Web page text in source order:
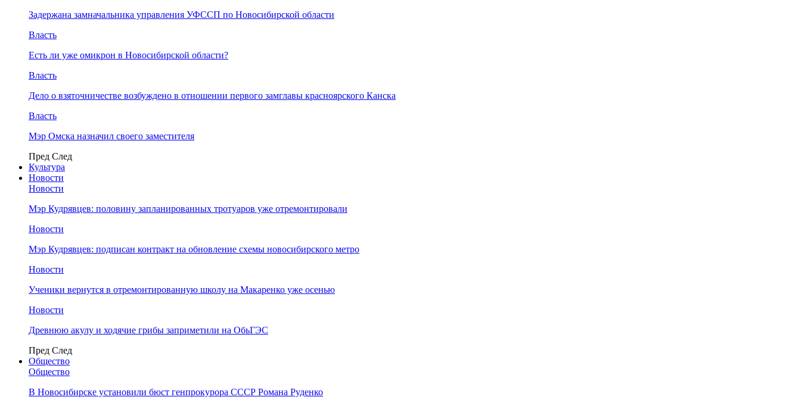
Задержана замначальника управления УФССП по Новосибирской области
Власть
Есть ли уже омикрон в Новосибирской области?
Власть
Дело о взяточничестве возбуждено в отношении первого замглавы красноярского Канска
Власть
Мэр Омска назначил своего заместителя
Пред След
Культура
Новости
Новости
Мэр Кудрявцев: половину запланированных тротуаров уже отремонтировали
Новости
Мэр Кудрявцев: подписан контракт на обновление схемы новосибирского метро
Новости
Ученики вернутся в отремонтированную школу на Макаренко уже осенью
Новости
Древнюю акулу и ходячие грибы заприметили на ОбьГЭС
Пред След
Общество
Общество
В Новосибирске установили бюст генпрокурора СССР Романа Руденко